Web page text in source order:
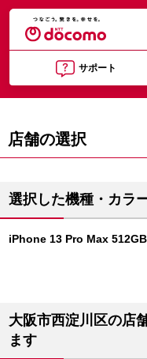
サポート
店舗の選択
選択した機種・カラ
iPhone 13 Pro Max
大阪市西淀川区の店
ます